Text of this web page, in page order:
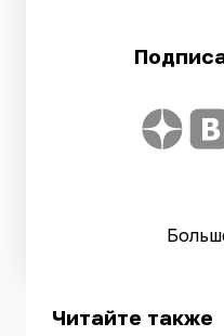
Читайте также